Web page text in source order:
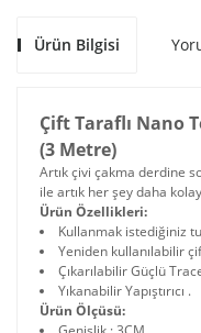
Ürün Bilgisi
Çift Taraflı Nano
(3 Metre)
Artık çivi çakma derdine
ile artık her şey daha
Ürün Özellikleri:
Kullanmak istediğiniz
Yeniden kullanılabilir
Çıkarılabilir Güçlü
Yıkanabilir Yapıştırıcı .
Ürün Ölçüsü: